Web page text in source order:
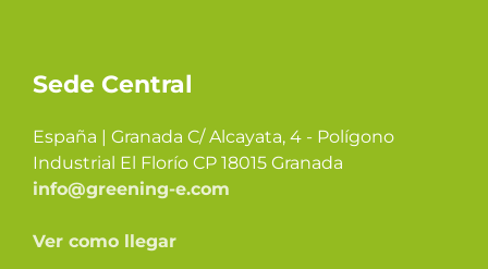
Sede Central
España | Granada C/ Alcayata, 4 - Polígono
Industrial El Florío CP 18015 Granada
info@greening-e.com
Ver como llegar